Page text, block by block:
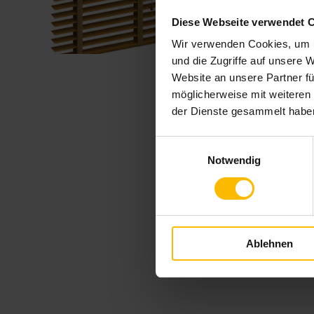
Diese Webseite verwendet
Wir verwenden Cookies,
und die Zugriffe auf unsere
Website an unsere Partner
möglicherweise mit
der Dienste gesammelt
Notwendig
Ablehnen